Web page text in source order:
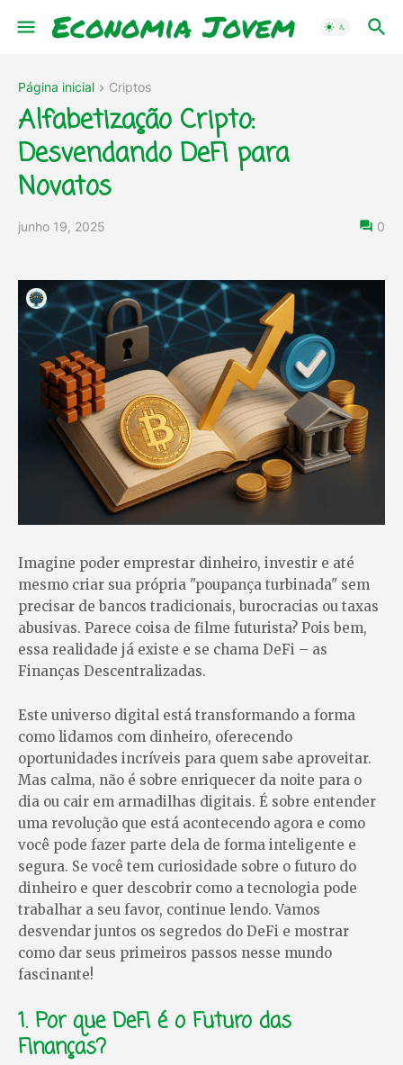
Página inicial Criptos
Alfabetização Cripto:
Desvendando DeFi para
Novatos
junho 19, 2025 0
Imagine poder emprestar dinheiro, investir e até
mesmo criar sua própria "poupança turbinada" sem
precisar de bancos tradicionais, burocracias ou taxas
abusivas. Parece coisa de filme futurista? Pois bem,
essa realidade já existe e se chama DeFi – as
Finanças Descentralizadas.
Este universo digital está transformando a forma
como lidamos com dinheiro, oferecendo
oportunidades incríveis para quem sabe aproveitar.
Mas calma, não é sobre enriquecer da noite para o
dia ou cair em armadilhas digitais. É sobre entender
uma revolução que está acontecendo agora e como
você pode fazer parte dela de forma inteligente e
segura. Se você tem curiosidade sobre o futuro do
dinheiro e quer descobrir como a tecnologia pode
trabalhar a seu favor, continue lendo. Vamos
desvendar juntos os segredos do DeFi e mostrar
como dar seus primeiros passos nesse mundo
fascinante!
1. Por que DeFi é o Futuro das
Finanças?